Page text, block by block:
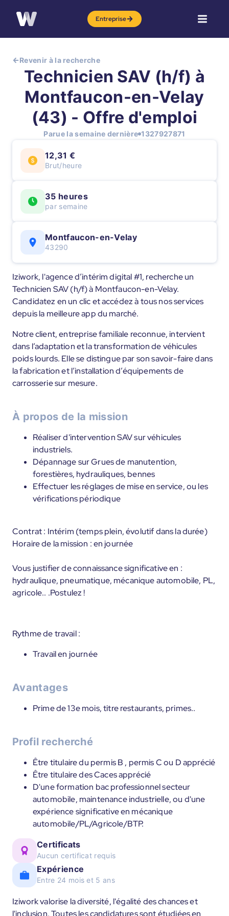
Entreprise
Revenir à la recherche
Technicien SAV (h/f) à
Montfaucon-en-Velay
(43) - Offre d'emploi
Parue la semaine dernière 1327927871
12,31 €
Brut/heure
35 heures
par semaine
Montfaucon-en-Velay
43290
Iziwork, l'agence d’intérim digital #1, recherche un
Technicien SAV (h/f) à Montfaucon-en-Velay.
Candidatez en un clic et accédez à tous nos services
depuis la meilleure app du marché.
Notre client, entreprise familiale reconnue, intervient
dans l’adaptation et la transformation de véhicules
poids lourds. Elle se distingue par son savoir-faire dans
la fabrication et l’installation d’équipements de
carrosserie sur mesure.
À propos de la mission
Réaliser d'intervention SAV sur véhicules
industriels.
Dépannage sur Grues de manutention,
forestières, hydrauliques, bennes
Effectuer les réglages de mise en service, ou les
vérifications périodique
Contrat : Intérim (temps plein, évolutif dans la durée)
Horaire de la mission : en journée
Vous justifier de connaissance significative en :
hydraulique, pneumatique, mécanique automobile, PL,
agricole.. .Postulez !
Rythme de travail :
Travail en journée
Avantages
Prime de 13e mois, titre restaurants, primes..
Profil recherché
Être titulaire du permis B , permis C ou D apprécié
Être titulaire des Caces apprécié
D'une formation bac professionnel secteur
automobile, maintenance industrielle, ou d'une
expérience significative en mécanique
automobile/PL/Agricole/BTP.
Certificats
Aucun certificat requis
Expérience
Entre 24 mois et 5 ans
Iziwork valorise la diversité, l'égalité des chances et
l'inclusion. Toutes les candidatures sont étudiées en